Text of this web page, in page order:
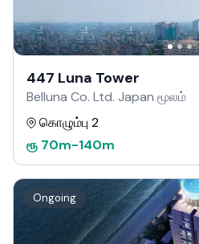
447 Luna Tower
Belluna Co. Ltd. Japan மூலம்
கொழும்பு 2
ரூ 70m-140m
Ongoing